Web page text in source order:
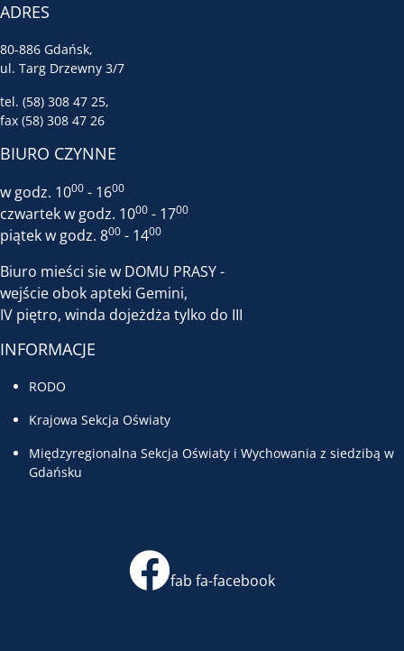
ADRES
80-886 Gdańsk,
ul. Targ Drzewny 3/7
tel. (58) 308 47 25,
fax (58) 308 47 26
BIURO CZYNNE
w godz. 1000 - 1600
czwartek w godz. 1000 - 1700
piątek w godz. 800 - 1400
Biuro mieści sie w DOMU PRASY -
wejście obok apteki Gemini,
IV piętro, winda dojeżdża tylko do III
INFORMACJE
RODO
Krajowa Sekcja Oświaty
Międzyregionalna Sekcja Oświaty i Wychowania z siedzibą w
Gdańsku
fab fa-facebook